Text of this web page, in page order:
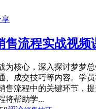
享
售流程实战视频
为核心，深入探讨梦梦
、成交技巧等内容。学
售流程中的关键环节，
将帮助学...